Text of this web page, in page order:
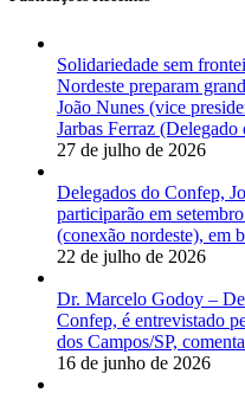
Solidariedade sem
Nordeste preparam
João Nunes (vice
Jarbas Ferraz
27 de julho de 2026
Delegados do Confep,
participarão em
(conexão nordeste), em
22 de julho de 2026
Dr. Marcelo Godoy –
Confep, é entrevistado
dos Campos/SP,
16 de junho de 2026